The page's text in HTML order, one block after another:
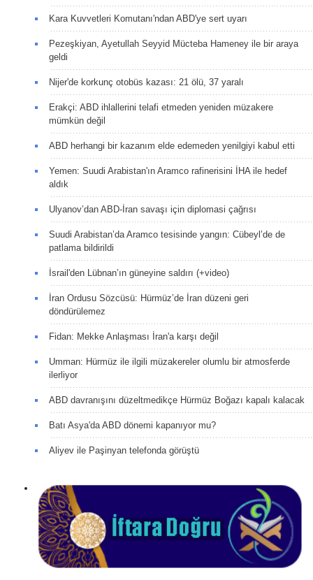
Kara Kuvvetleri Komutanı'ndan ABD'ye sert uyarı
Pezeşkiyan, Ayetullah Seyyid Mücteba Hameney ile bir araya
geldi
Nijer'de korkunç otobüs kazası: 21 ölü, 37 yaralı
Erakçi: ABD ihlallerini telafi etmeden yeniden müzakere
mümkün değil
ABD herhangi bir kazanım elde edemeden yenilgiyi kabul etti
Yemen: Suudi Arabistan'ın Aramco rafinerisini İHA ile hedef
aldık
Ulyanov’dan ABD-İran savaşı için diplomasi çağrısı
Suudi Arabistan’da Aramco tesisinde yangın: Cübeyl’de de
patlama bildirildi
İsrail'den Lübnan’ın güneyine saldırı (+video)
İran Ordusu Sözcüsü: Hürmüz’de İran düzeni geri
döndürülemez
Fidan: Mekke Anlaşması İran'a karşı değil
Umman: Hürmüz ile ilgili müzakereler olumlu bir atmosferde
ilerliyor
ABD davranışını düzeltmedikçe Hürmüz Boğazı kapalı kalacak
Batı Asya'da ABD dönemi kapanıyor mu?
Aliyev ile Paşinyan telefonda görüştü